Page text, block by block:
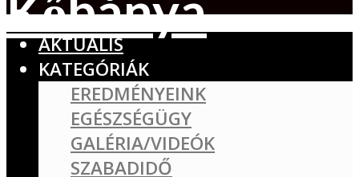
AKTUÁLIS
KATEGÓRIÁK
EREDMÉNYEINK
EGÉSZSÉGÜGY
GALÉRIA/VIDEÓK
SZABADIDŐ